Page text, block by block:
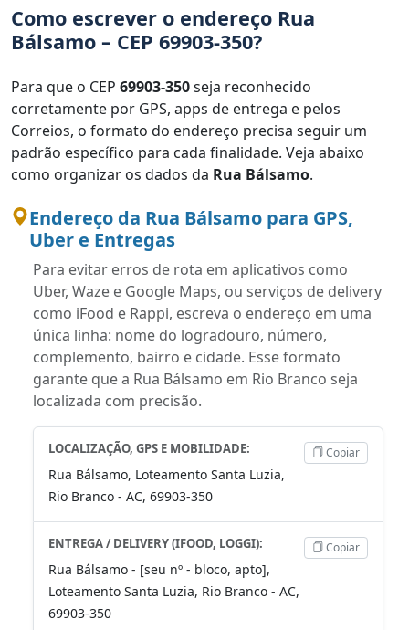
Como escrever o endereço Rua
Bálsamo – CEP 69903-350?
Para que o CEP 69903-350seja reconhecido
corretamente por GPS, apps de entrega e pelos
Correios, o formato do endereço precisa seguir um
padrão específico para cada finalidade. Veja abaixo
como organizar os dados da Rua Bálsamo.
Endereço da Rua Bálsamo para GPS,
Uber e Entregas
Para evitar erros de rota em aplicativos como
Uber, Waze e Google Maps, ou serviços de delivery
como iFood e Rappi, escreva o endereço em uma
única linha: nome do logradouro, número,
complemento, bairro e cidade. Esse formato
garante que a Rua Bálsamo em Rio Branco seja
localizada com precisão.
LOCALIZAÇÃO, GPS E MOBILIDADE:
Rua Bálsamo, Loteamento Santa Luzia,
Rio Branco - AC, 69903-350
Copiar
ENTREGA / DELIVERY (IFOOD, LOGGI):
Rua Bálsamo - [seu nº - bloco, apto],
Loteamento Santa Luzia, Rio Branco - AC,
69903-350
Copiar